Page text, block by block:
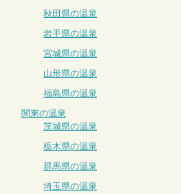
秋田県の温泉
岩手県の温泉
宮城県の温泉
山形県の温泉
福島県の温泉
関東の温泉
茨城県の温泉
栃木県の温泉
群馬県の温泉
埼玉県の温泉